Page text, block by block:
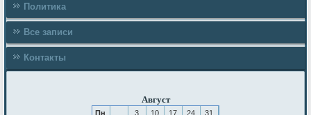
Политика
Все записи
Контакты
Август
Пн 3 10 17 24
31